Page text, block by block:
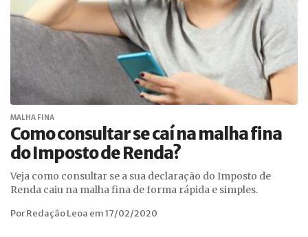
MALHA FINA
Como consultar se caí na malha fina
do Imposto de Renda?
Veja como consultar se a sua declaração do Imposto de
Renda caiu na malha fina de forma rápida e simples.
Por Redação Leoa em 17/02/2020